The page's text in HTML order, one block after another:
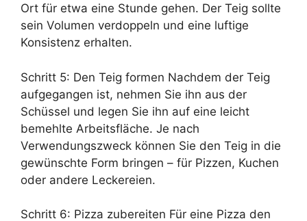
Ort für etwa eine Stunde gehen. Der Teig sollte
sein Volumen verdoppeln und eine luftige
Konsistenz erhalten.
Schritt 5: Den Teig formen Nachdem der Teig
aufgegangen ist, nehmen Sie ihn aus der
Schüssel und legen Sie ihn auf eine leicht
bemehlte Arbeitsfläche. Je nach
Verwendungszweck können Sie den Teig in die
gewünschte Form bringen – für Pizzen, Kuchen
oder andere Leckereien.
Schritt 6: Pizza zubereiten Für eine Pizza den